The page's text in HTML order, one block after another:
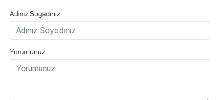
Adınız Soyadınız
Yorumunuz